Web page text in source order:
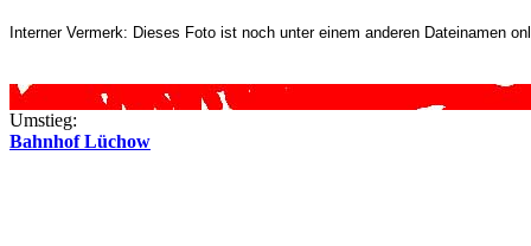
Interner Vermerk: Dieses Foto ist noch unter einem anderen Dateinamen
Umstieg:
Bahnhof Lüchow